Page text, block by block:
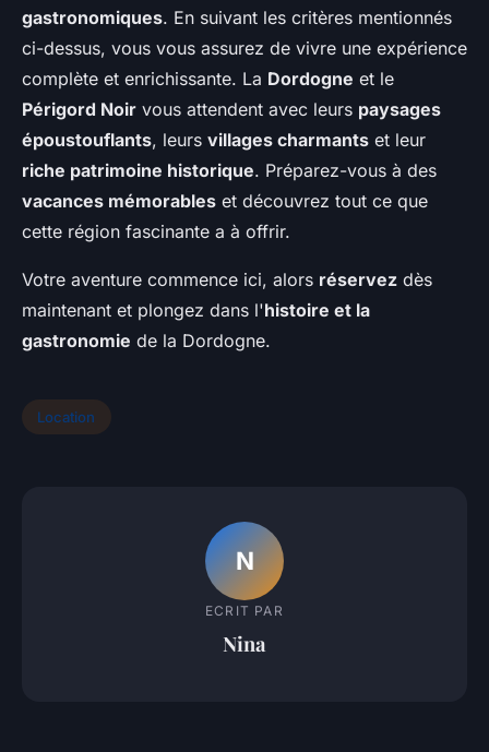
gastronomiques. En suivant les critères mentionnés
ci-dessus, vous vous assurez de vivre une expérience
complète et enrichissante. La Dordogne et le
Périgord Noir vous attendent avec leurs paysages
époustouflants, leurs villages charmants et leur
riche patrimoine historique. Préparez-vous à des
vacances mémorables et découvrez tout ce que
cette région fascinante a à offrir.
Votre aventure commence ici, alors réservez dès
maintenant et plongez dans l'histoire et la
gastronomie de la Dordogne.
Location
N
ECRIT PAR
Nina